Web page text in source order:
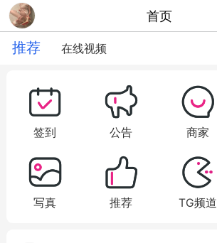
首页
推荐 在线视频
签到 公告 商家
写真 推荐 TG频道